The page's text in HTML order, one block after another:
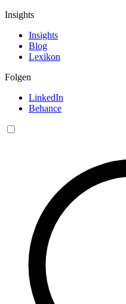
Insights
Insights
Blog
Lexikon
Folgen
LinkedIn
Behance